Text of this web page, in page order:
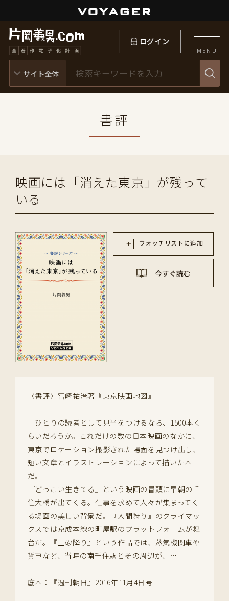
ログイン
MENU
書評
映画には「消えた東京」が残って
いる
ウォッチリストに追加
今すぐ読む
〈書評〉宮崎祐治著『東京映画地図』
ひとりの読者として見当をつけるなら、1500本く
らいだろうか。これだけの数の日本映画のなかに、
東京でロケーション撮影された場面を見つけ出し、
短い文章とイラストレーションによって描いた本
だ。
『どっこい生きてる』という映画の冒頭に早朝の千
住大橋が出てくる。仕事を求めて人々が集まってく
る場面の美しい背景だ。『人間狩り』のクライマッ
クスでは京成本線の町屋駅のプラットフォームが舞
台だ。『土砂降り』という作品では、蒸気機関車や
貨車など、当時の南千住駅とその周辺が、…
底本：『週刊朝日』2016年11月4日号